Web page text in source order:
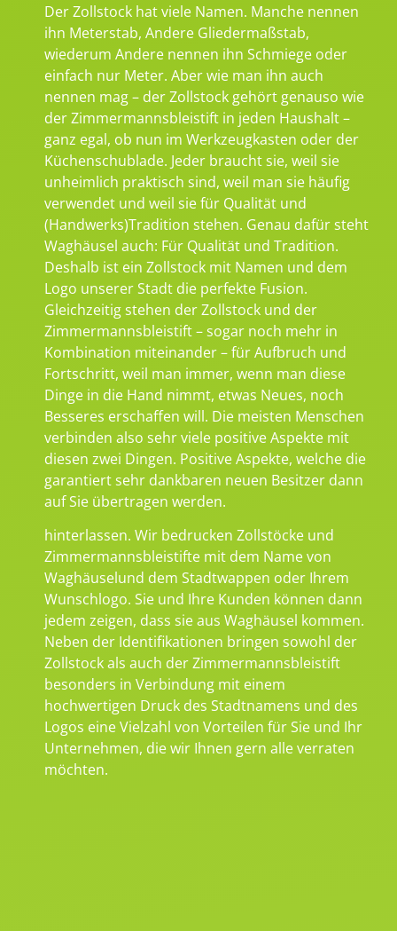
Der Zollstock hat viele Namen. Manche nennen
ihn Meterstab, Andere Gliedermaßstab,
wiederum Andere nennen ihn Schmiege oder
einfach nur Meter. Aber wie man ihn auch
nennen mag – der Zollstock gehört genauso wie
der Zimmermannsbleistift in jeden Haushalt –
ganz egal, ob nun im Werkzeugkasten oder der
Küchenschublade. Jeder braucht sie, weil sie
unheimlich praktisch sind, weil man sie häufig
verwendet und weil sie für Qualität und
(Handwerks)Tradition stehen. Genau dafür steht
Waghäusel auch: Für Qualität und Tradition.
Deshalb ist ein Zollstock mit Namen und dem
Logo unserer Stadt die perfekte Fusion.
Gleichzeitig stehen der Zollstock und der
Zimmermannsbleistift – sogar noch mehr in
Kombination miteinander – für Aufbruch und
Fortschritt, weil man immer, wenn man diese
Dinge in die Hand nimmt, etwas Neues, noch
Besseres erschaffen will. Die meisten Menschen
verbinden also sehr viele positive Aspekte mit
diesen zwei Dingen. Positive Aspekte, welche die
garantiert sehr dankbaren neuen Besitzer dann
auf Sie übertragen werden.
hinterlassen. Wir bedrucken Zollstöcke und
Zimmermannsbleistifte mit dem Name von
Waghäuselund dem Stadtwappen oder Ihrem
Wunschlogo. Sie und Ihre Kunden können dann
jedem zeigen, dass sie aus Waghäusel kommen.
Neben der Identifikationen bringen sowohl der
Zollstock als auch der Zimmermannsbleistift
besonders in Verbindung mit einem
hochwertigen Druck des Stadtnamens und des
Logos eine Vielzahl von Vorteilen für Sie und Ihr
Unternehmen, die wir Ihnen gern alle verraten
möchten.